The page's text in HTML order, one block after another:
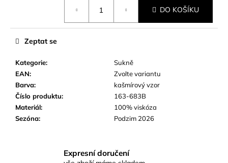
DO KOŠÍKU
Kategorie:
Sukně
EAN:
Zvolte variantu
Barva:
kašmírový vzor
Číslo produktu:
163-683B
Materiál:
100% viskóza
Sezóna: Podzim 2026
Zeptat se
Expresní doručení